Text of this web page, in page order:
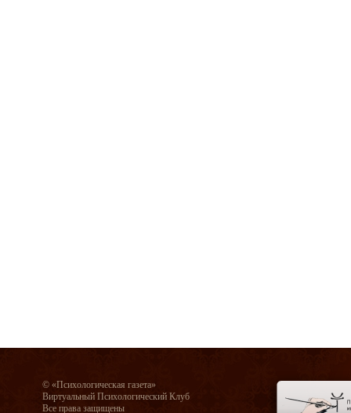
© «Психологическая газета»
Виртуальный Психологический Клуб
Все права защищены